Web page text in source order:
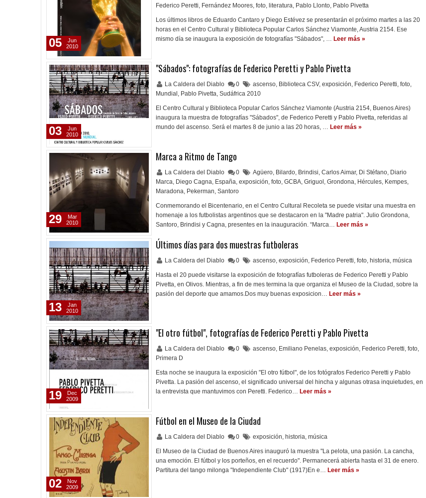
Federico Peretti, Fernández Moores, foto, literatura, Pablo Llonto, Pablo Pivetta
Los últimos libros de Eduardo Cantaro y Diego Estévez se presentarán el próximo martes a las 20
horas en el Centro Cultural y Biblioteca Popular Carlos Sánchez Viamonte, Austria 2154. Ese
mismo día se inaugura la exposición de fotografías "Sábados", … Leer más »
05
Jun
2010
"Sábados": fotografías de Federico Peretti y Pablo Pivetta
La Caldera del Diablo 0 ascenso, Biblioteca CSV, exposición, Federico Peretti, foto,
Mundial , Pablo Pivetta, Sudáfrica 2010
El Centro Cultural y Biblioteca Popular Carlos Sánchez Viamonte (Austria 2154, Buenos Aires)
inaugura la muestra de fotografías "Sábados", de Federico Peretti y Pablo Pivetta, referidas al
mundo del ascenso. Será el martes 8 de junio a las 20 horas, … Leer más »
03
Jun
2010
Marca a Ritmo de Tango
La Caldera del Diablo 0 Agüero, Bilardo, Brindisi, Carlos Aimar, Di Stéfano, Diario
Marca, Diego Cagna, España, exposición, foto, GCBA, Griguol , Grondona, Hércules, Kempes,
Maradona, Pekerman, Santoro
Conmemorando el Bicentenario, en el Centro Cultural Recoleta se puede visitar una muestra en
homenaje a los futbolistas argentinos que se destacaron en la "Madre patria". Julio Grondona,
Santoro, Brindisi y Cagna, presentes en la inauguración. “Marca… Leer más »
29
Mar
2010
Últimos días para dos muestras futboleras
La Caldera del Diablo 0 ascenso, exposición, Federico Peretti, foto, historia, música
Hasta el 20 puede visitarse la exposición de fotografías futboleras de Federico Peretti y Pablo
Pivetta, en Olivos. Mientras, a fin de mes termina la que organiza el Museo de la Ciudad, sobre la
pasión del deporte que amamos.Dos muy buenas exposicion… Leer más »
13
Jan
2010
"El otro fútbol", fotografías de Federico Peretti y Pablo Pivetta
La Caldera del Diablo 0 ascenso, Emiliano Penelas, exposición, Federico Peretti, foto,
Primera D
Esta noche se inaugura la exposición "El otro fútbol", de los fotógrafos Federico Peretti y Pablo
Pivetta. La pasión del ascenso, el significado universal del hincha y algunas otrasa inquietudes, en
la entrevista que mantuvimos con Peretti. Federico… Leer más »
19
Dec
2009
Fútbol en el Museo de la Ciudad
La Caldera del Diablo 0 exposición, historia, música
El Museo de la Ciudad de Buenos Aires inauguró la muestra "La pelota, una pasión. La cancha,
una emoción. El fútbol y los porteños, en el recuerdo". Permanecerá abierta hasta el 31 de enero.
Partitura del tango milonga "Independiente Club" (1917)En e… Leer más »
02
Nov
2009